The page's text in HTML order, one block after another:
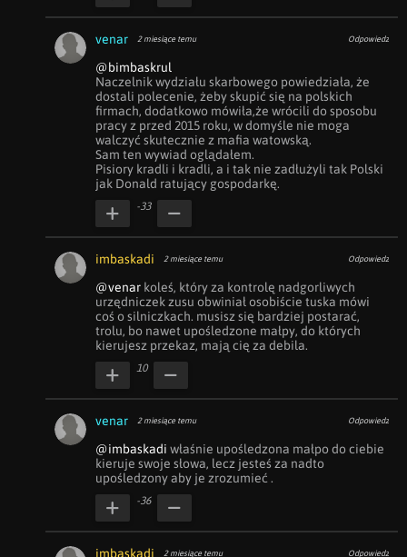
venar 2 miesiące temu Odpowiedz
@bimbaskrul
Naczelnik wydziału skarbowego powiedziała, że
dostali polecenie, żeby skupić się na polskich
firmach, dodatkowo mówiła,że wrócili do sposobu
pracy z przed 2015 roku, w domyśle nie moga
walczyć skutecznie z mafia watowską.
Sam ten wywiad oglądałem.
Pisiory kradli i kradli, a i tak nie zadłużyli tak Polski
jak Donald ratujący gospodarkę.
-33
imbaskadi 2 miesiące temu Odpowiedz
@venar koleś, który za kontrolę nadgorliwych
urzędniczek zusu obwiniał osobiście tuska mówi
coś o silniczkach. musisz się bardziej postarać,
trolu, bo nawet upośledzone małpy, do których
kierujesz przekaz, mają cię za debila.
10
venar 2 miesiące temu Odpowiedz
@imbaskadi właśnie upośledzona małpo do ciebie
kieruje swoje słowa, lecz jesteś za nadto
upośledzony aby je zrozumieć .
-36
imbaskadi 2 miesiące temu Odpowiedz